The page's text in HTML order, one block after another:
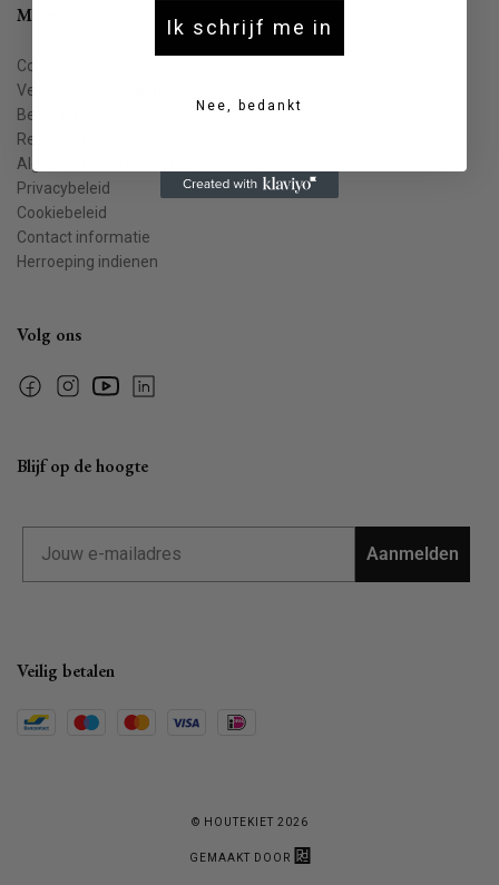
Meer info
Contact
Veelgestelde vragen
Bestellen & leveren
Retourneren
Algemene voorwaarden
Privacybeleid
Cookiebeleid
Contact informatie
Herroeping indienen
Volg ons
FacebookInstagramYouTubeLinkedin
Blijf op de hoogte
Aanmelden
Veilig betalen
© HOUTEKIET 2026
GEMAAKT DOOR
Ik schrijf me in
Nee, bedankt